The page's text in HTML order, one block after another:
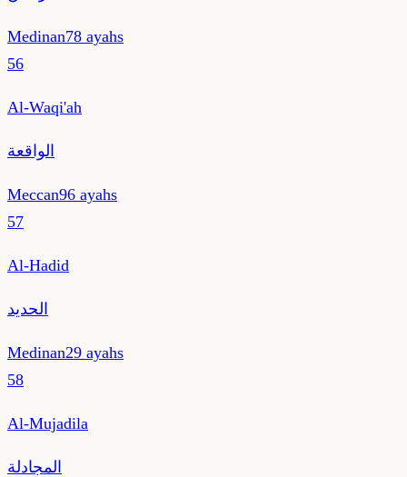
Medinan78 ayahs
56
Al-Waqi'ah
الواقعة
Meccan96 ayahs
57
Al-Hadid
الحديد
Medinan29 ayahs
58
Al-Mujadila
المجادلة